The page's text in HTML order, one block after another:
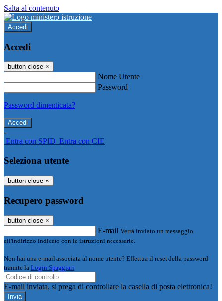
Salta al contenuto
Accedi
Accedi
button close ×
Nome Utente
Password
Password dimenticata?
-
Entra con SPID Entra con CIE
Seleziona utente
button close ×
Recupero password
button close ×
E-mail Verrà inviato un messaggio
all'indirizzo indicato con le istruzioni necessarie.
Non hai una e-mail associata al nome utente? Effettua il reset della password
tramite la Login Spaggiari
E-mail inviata, si prega di controllare la casella di posta elettronica!